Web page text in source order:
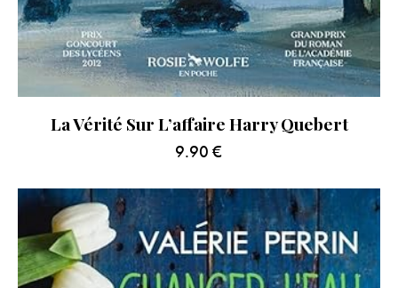
La Vérité Sur L’affaire Harry Quebert
9.90 €